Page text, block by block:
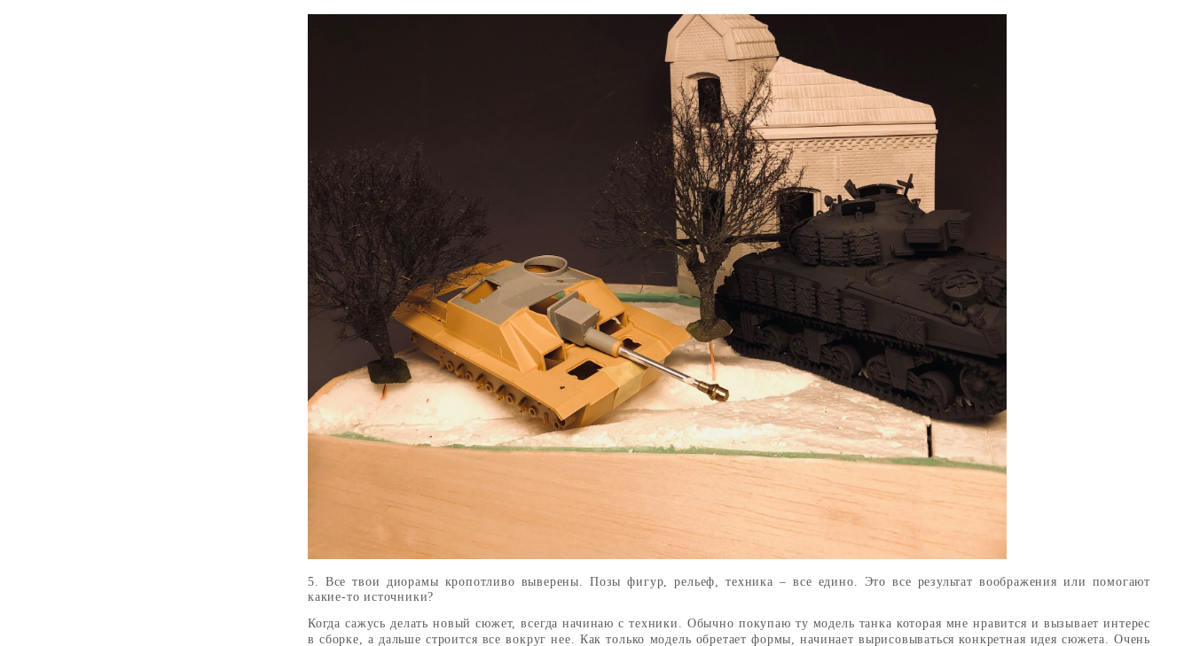
5. Все твои диорамы кропотливо выверены. Позы фигур, рельеф, техника – все едино. Это все результат воображения или помогают
какие-то источники?
Когда сажусь делать новый сюжет, всегда начинаю с техники. Обычно покупаю ту модель танка которая мне нравится и вызывает интерес
в сборке, а дальше строится все вокруг нее. Как только модель обретает формы, начинает вырисовываться конкретная идея сюжета. Очень